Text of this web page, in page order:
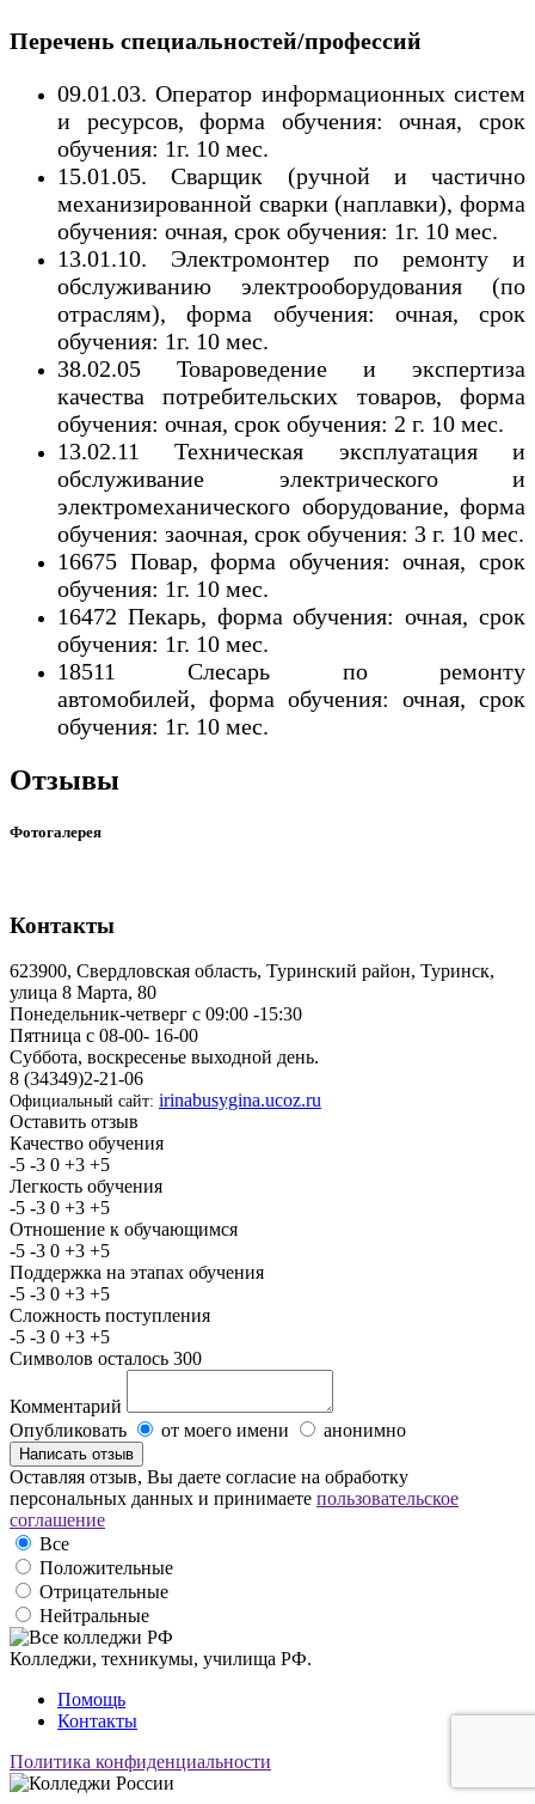
Перечень специальностей/профессий
09.01.03. Оператор информационных систем
и ресурсов, форма обучения: очная, срок
обучения: 1г. 10 мес.
15.01.05. Сварщик (ручной и частично
механизированной сварки (наплавки), форма
обучения: очная, срок обучения: 1г. 10 мес.
13.01.10. Электромонтер по ремонту и
обслуживанию электрооборудования (по
отраслям), форма обучения: очная, срок
обучения: 1г. 10 мес.
38.02.05 Товароведение и экспертиза
качества потребительских товаров, форма
обучения: очная, срок обучения: 2 г. 10 мес.
13.02.11 Техническая эксплуатация и
обслуживание электрического и
электромеханического оборудование, форма
обучения: заочная, срок обучения: 3 г. 10 мес.
16675 Повар, форма обучения: очная, срок
обучения: 1г. 10 мес.
16472 Пекарь, форма обучения: очная, срок
обучения: 1г. 10 мес.
18511 Слесарь по ремонту
автомобилей, форма обучения: очная, срок
обучения: 1г. 10 мес.
Отзывы
Фотогалерея
Контакты
623900, Свердловская область, Туринский район, Туринск,
улица 8 Марта, 80
Понедельник-четверг с 09:00 -15:30
Пятница с 08-00- 16-00
Суббота, воскресенье выходной день.
8 (34349)2-21-06
Официальный сайт: irinabusygina.ucoz.ru
Оставить отзыв
Качество обучения
-5 -3 0 +3 +5
Легкость обучения
-5 -3 0 +3 +5
Отношение к обучающимся
-5 -3 0 +3 +5
Поддержка на этапах обучения
-5 -3 0 +3 +5
Сложность поступления
-5 -3 0 +3 +5
Символов осталось 300
Комментарий
Опубликовать
от моего имени анонимно
Оставляя отзыв, Вы даете согласие на обработку
персональных данных и принимаете пользовательское
соглашение
Все
Положительные
Отрицательные
Нейтральные
Колледжи, техникумы, училища РФ.
Помощь
Контакты
Политика конфиденциальности